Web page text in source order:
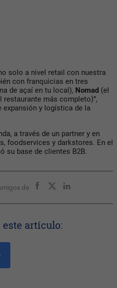
solo a nivel retail con nuestra
con franquicias en tres
de açaí en tu local), Nomad (el
restaurante más completo)”,
expansión y logística de la
a través de un partner y en
foodservices y darkstores. En el
su base de clientes B2B.
de
artículo: